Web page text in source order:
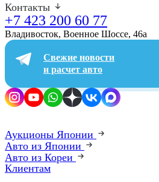
Контакты
+7 423 200 60 77
Владивосток, Военное Шоссе, 46а​
Свежие новости
и расчет авто
Аукционы Японии
Авто из Японии
Авто из Кореи
Клиентам